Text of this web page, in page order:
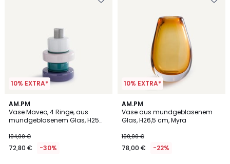
10% EXTRA*
AM.PM
Vase Maveo, 4 Ringe, aus
mundgeblasenem Glas, H25
104,00 €
72,80 € -30%
5
/
5
10% EXTRA*
AM.PM
Vase aus mundgeblasenem
Glas, H26,5 cm, Myra
100,00 €
78,00 € -22%
5
/
5